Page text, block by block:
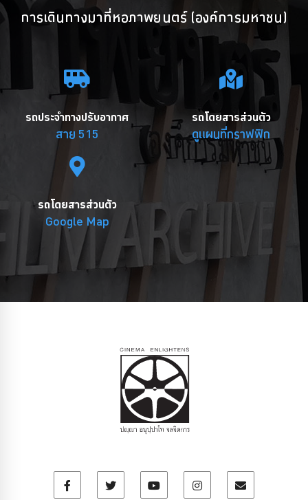
การเดินทางมาที่หอภาพยนตร์ (องค์การมหาชน)
รถประจำทางปรับอากาศ
สาย 515
รถโดยสารส่วนตัว
ดูแผนที่กราฟฟิก
รถโดยสารส่วนตัว
Google Map